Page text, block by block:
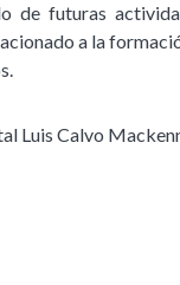
de futuras
a la
Luis Calvo